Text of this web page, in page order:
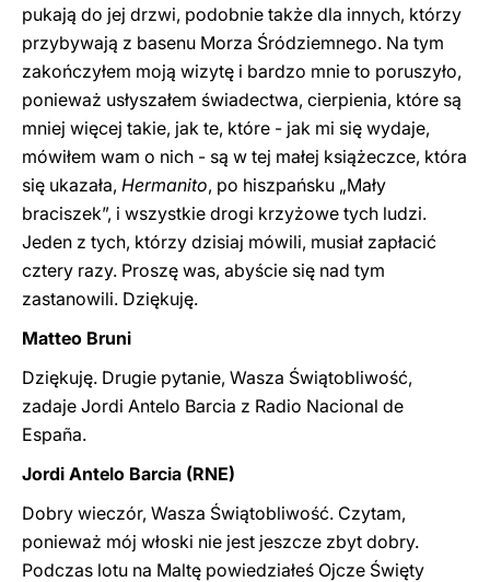
pukają do jej drzwi, podobnie także dla innych, którzy
przybywają z basenu Morza Śródziemnego. Na tym
zakończyłem moją wizytę i bardzo mnie to poruszyło,
ponieważ usłyszałem świadectwa, cierpienia, które są
mniej więcej takie, jak te, które - jak mi się wydaje,
mówiłem wam o nich - są w tej małej książeczce, która
się ukazała, Hermanito, po hiszpańsku „Mały
braciszek”, i wszystkie drogi krzyżowe tych ludzi.
Jeden z tych, którzy dzisiaj mówili, musiał zapłacić
cztery razy. Proszę was, abyście się nad tym
zastanowili. Dziękuję.
Matteo Bruni
Dziękuję. Drugie pytanie, Wasza Świątobliwość,
zadaje Jordi Antelo Barcia z Radio Nacional de
España.
Jordi Antelo Barcia (RNE)
Dobry wieczór, Wasza Świątobliwość. Czytam,
ponieważ mój włoski nie jest jeszcze zbyt dobry.
Podczas lotu na Maltę powiedziałeś Ojcze Święty